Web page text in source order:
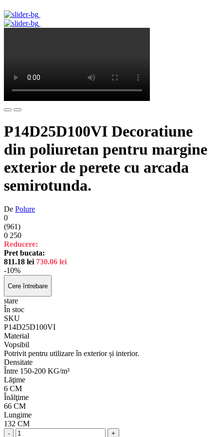
P14D25D100VI Decoratiune
din poliuretan pentru margine
exterior de perete cu arcada
semirotunda.
De Polure
0
(961)
0 250
Reducere:
Pret bucata:
811.18 lei 730.06 lei
-10%
Cere întrebare
stare
În stoc
SKU
P14D25D100VI
Material
Vopsibil
Potrivit pentru utilizare în exterior și interior.
Densitate
Între 150-200 KG/m³
Lăţime
6 CM
Înălţime
66 CM
Lungime
132 CM
- +